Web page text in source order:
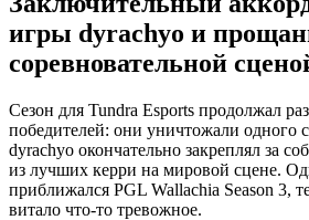
игры dyrachyo и
соревновательной
Сезон для Tundra Esports продолжал
победителей: они уничтожали одного
dyrachyo окончательно закреплял за
из лучших керри на мировой сцене.
приближался PGL Wallachia Season 3,
витало что-то тревожное.